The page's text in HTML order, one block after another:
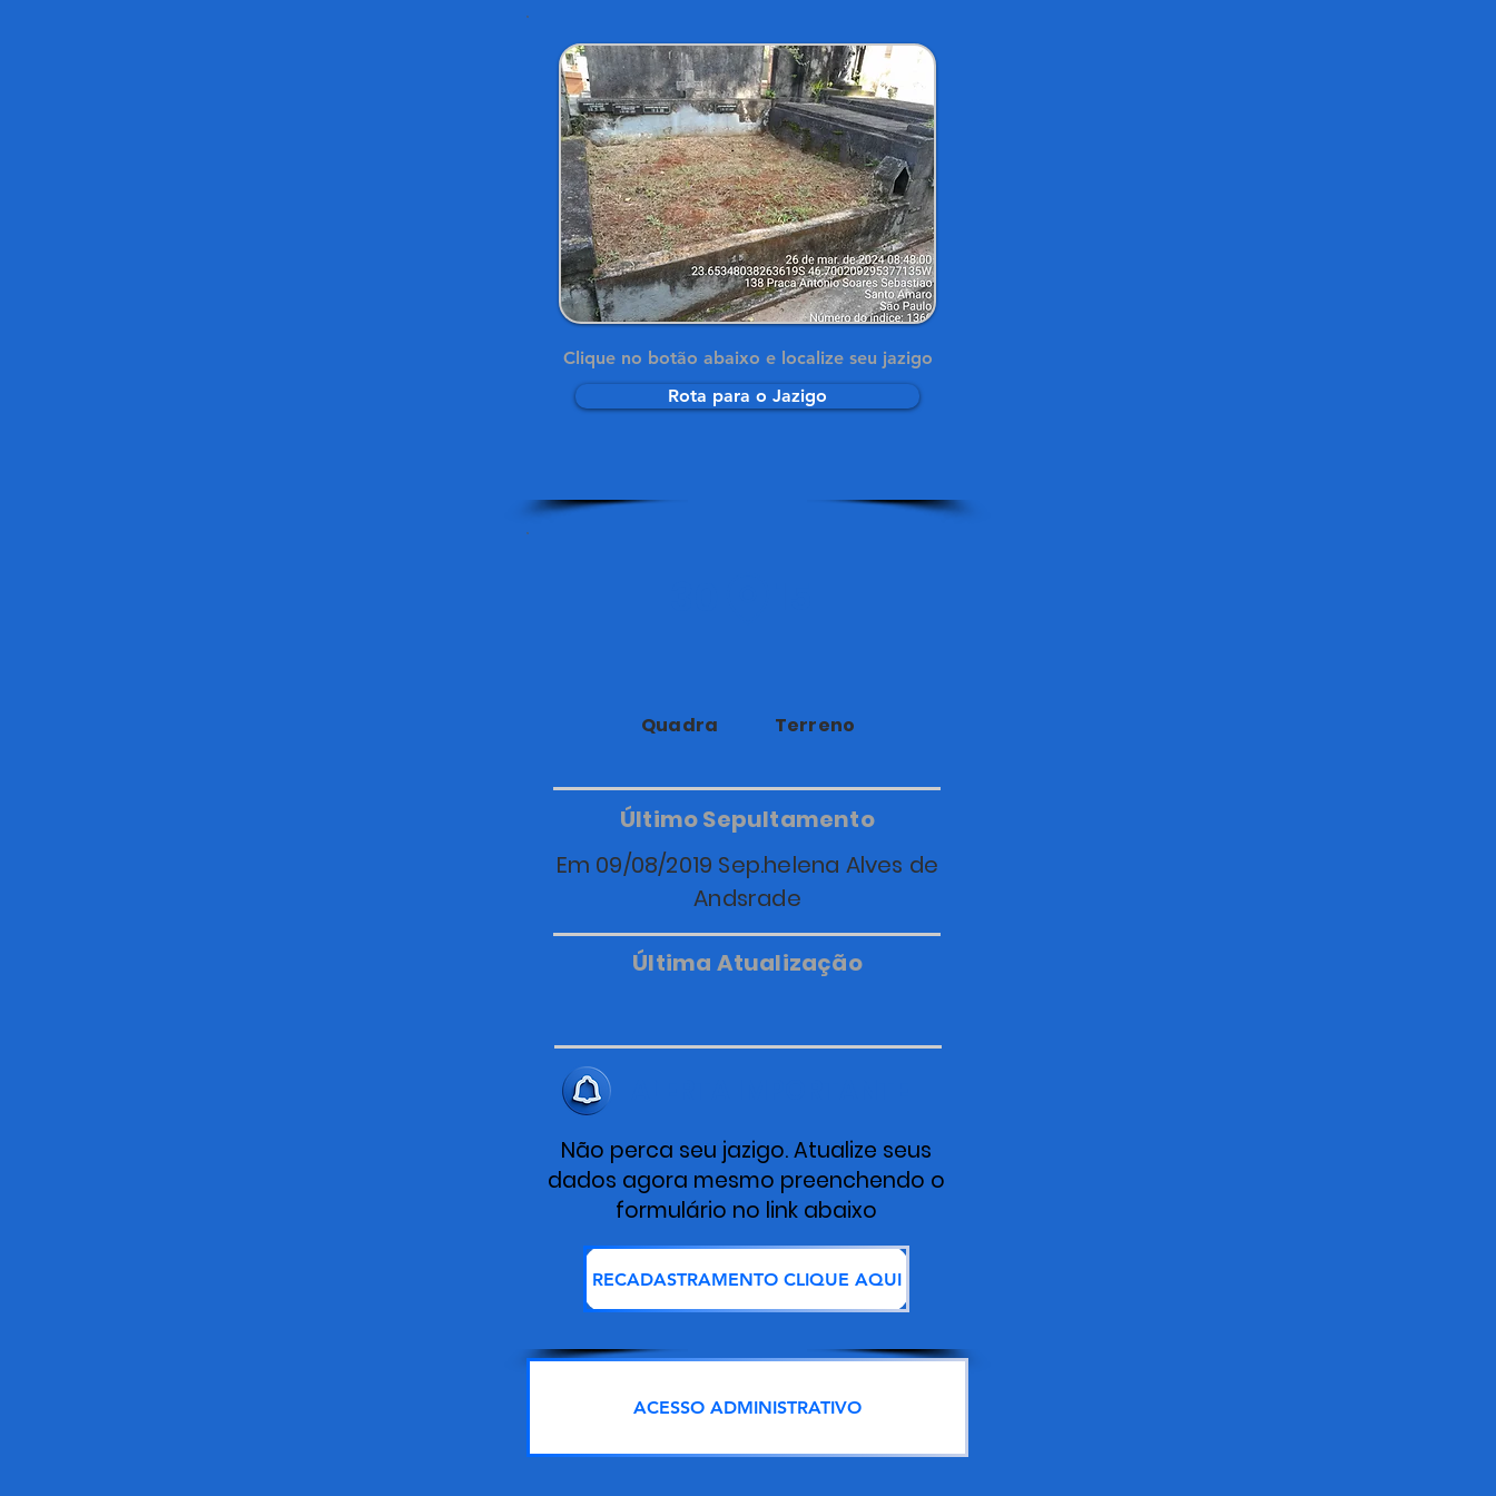
Clique no botão abaixo e localize seu jazigo
Rota para o Jazigo
Quadra Terreno
Último Sepultamento
Em 09/08/2019 Sep.helena Alves de
Andsrade
Última Atualização
Não perca seu jazigo. Atualize seus
dados agora mesmo preenchendo o
formulário no link abaixo
RECADASTRAMENTO CLIQUE AQUI
ACESSO ADMINISTRATIVO